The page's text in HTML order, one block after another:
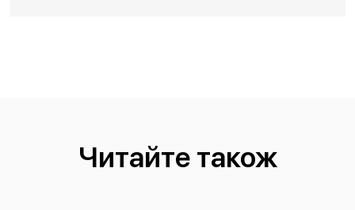
Читайте також